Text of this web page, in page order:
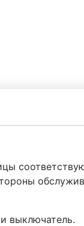
выключатель.